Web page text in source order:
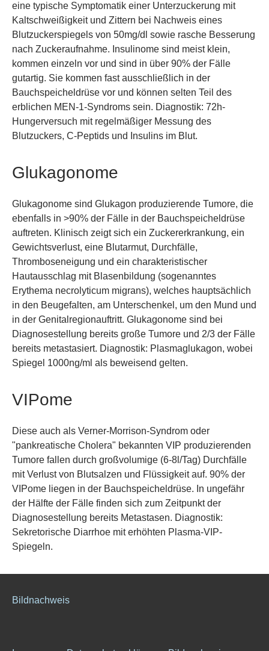
eine typische Symptomatik einer Unterzuckerung mit
Kaltschweißigkeit und Zittern bei Nachweis eines
Blutzuckerspiegels von 50mg/dl sowie rasche Besserung
nach Zuckeraufnahme. Insulinome sind meist klein,
kommen einzeln vor und sind in über 90% der Fälle
gutartig. Sie kommen fast ausschließlich in der
Bauchspeicheldrüse vor und können selten Teil des
erblichen MEN-1-Syndroms sein. Diagnostik: 72h-
Hungerversuch mit regelmäßiger Messung des
Blutzuckers, C-Peptids und Insulins im Blut.
Glukagonome
Glukagonome sind Glukagon produzierende Tumore, die
ebenfalls in >90% der Fälle in der Bauchspeicheldrüse
auftreten. Klinisch zeigt sich ein Zuckererkrankung, ein
Gewichtsverlust, eine Blutarmut, Durchfälle,
Thromboseneigung und ein charakteristischer
Hautausschlag mit Blasenbildung (sogenanntes
Erythema necrolyticum migrans), welches hauptsächlich
in den Beugefalten, am Unterschenkel, um den Mund und
in der Genitalregionauftritt. Glukagonome sind bei
Diagnosestellung bereits große Tumore und 2/3 der Fälle
bereits metastasiert. Diagnostik: Plasmaglukagon, wobei
Spiegel 1000ng/ml als beweisend gelten.
VIPome
Diese auch als Verner-Morrison-Syndrom oder
"pankreatische Cholera" bekannten VIP produzierenden
Tumore fallen durch großvolumige (6-8l/Tag) Durchfälle
mit Verlust von Blutsalzen und Flüssigkeit auf. 90% der
VIPome liegen in der Bauchspeicheldrüse. In ungefähr
der Hälfte der Fälle finden sich zum Zeitpunkt der
Diagnosestellung bereits Metastasen. Diagnostik:
Sekretorische Diarrhoe mit erhöhten Plasma-VIP-
Spiegeln.
Bildnachweis